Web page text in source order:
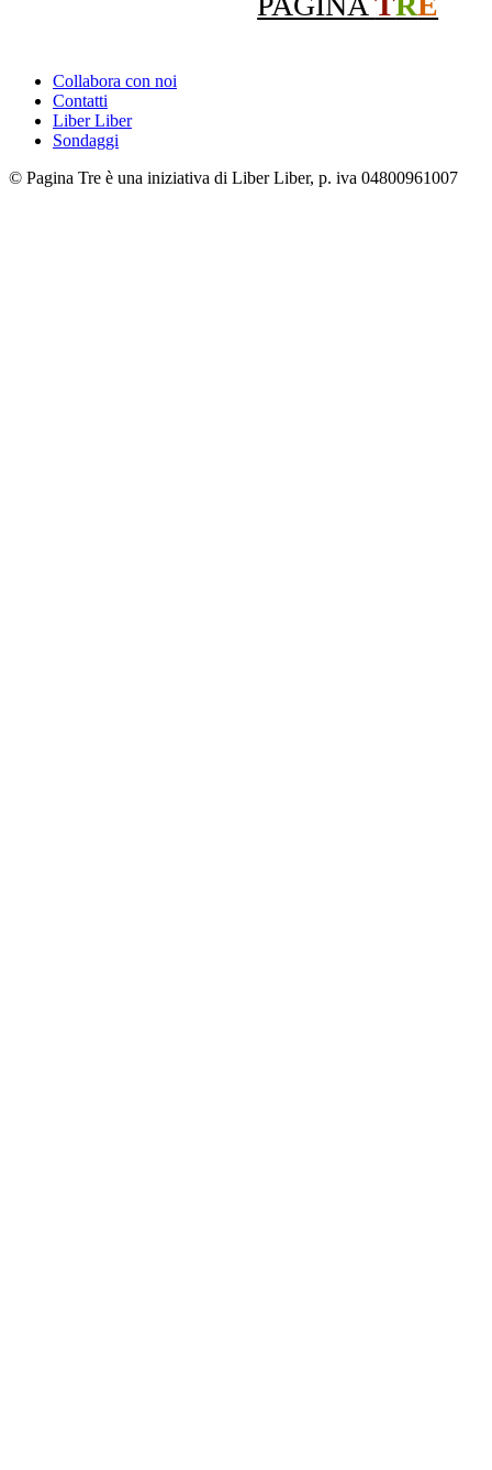
Collabora con noi
Contatti
Liber Liber
Sondaggi
© Pagina Tre è una iniziativa di Liber Liber, p. iva 04800961007